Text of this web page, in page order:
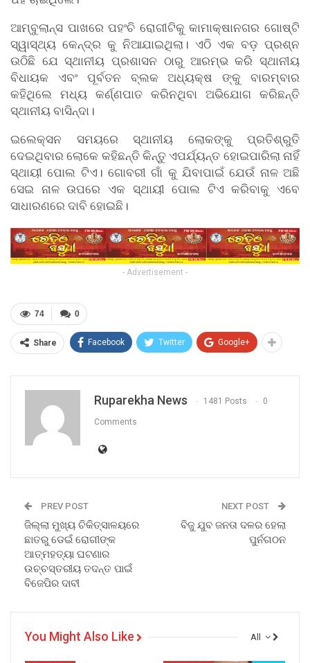
ଆମ୍ବୁଲାନ୍ସ ପାଖରେ ପହଂଚି ରୋଗୀଟିକୁ କାମାକ୍ଷାନଗର ଗୋଷ୍ଟି
ସ୍ୱାସ୍ଥ୍ୟ କେନ୍ଦ୍ର କୁ ନିଆଯାଇଥିଲା। ଏଠି ଏକ ବଡ଼ ପ୍ରଶ୍ନ
ଉଠିଛି ଯେ ସ୍ଥାନୀୟ ପ୍ରଶାସନ ଠାରୁ ଆରମ୍ଭ କରି ସ୍ଥାନୀୟ
ବିଧାୟକ ଏବଂ ପୂର୍ବତନ ବ୍ଲକ ଅଧ୍ୟକ୍ଷ ଙ୍କୁ ବାରମ୍ବାର
କହିଥିଲେ ମଧ୍ୟ କର୍ଣ୍ଣପାତ କରିନଥିବା ଅଭିଯୋଗ କରିଛନ୍ତି
ସ୍ଥାନୀୟ ବାସିନ୍ଦା।
ଇଲେକ୍ସନ ସମୟରେ ସ୍ଥାନୀୟ ଲୋକଙ୍କୁ ପ୍ରତିଶ୍ରୁତି
ଦେଇଥିବାର ଲୋକେ କହିଛନ୍ତି କିନ୍ତୁ ଏପର୍ଯ୍ୟନ୍ତ ହୋଇପାରିଲା ନାହିଁ
ସ୍ଥାୟୀ ପୋଲ ଟିଏ। ଗୋବରୀ ଗାଁ କୁ ଯିବାପାଇଁ ଯେଉଁ ନାଳ ଅଛି
ସେଇ ନାଳ ଉପରେ ଏକ ସ୍ଥାୟୀ ପୋଲ ଟିଏ କରିବାକୁ ଏବେ
ସାଧାରଣରେ ଦାବି ହୋଇଛି।
- Advertisement -
0
74
Share Facebook Twitter Google+
Ruparekha News 1481 Posts 0
Comments
PREV POST
ଜିଲ୍ଲା ମୁଖ୍ୟ ଚିକିତ୍ସାଳୟରେ
ଛାତରୁ ଡେଇଁ ରୋଗୀଙ୍କ
ଆତ୍ମହତ୍ୟା ଘଟଣାର
ଉଚ୍ଚସ୍ତରୀୟ ତଦନ୍ତ ପାଇଁ
ବିଜେପିର ଦାବୀ
NEXT POST
ବିଜୁ ଯୁବ ଜନତା ଦଳର ହେଲା
ପୁର୍ନଗଠନ
All
You Might Also Like